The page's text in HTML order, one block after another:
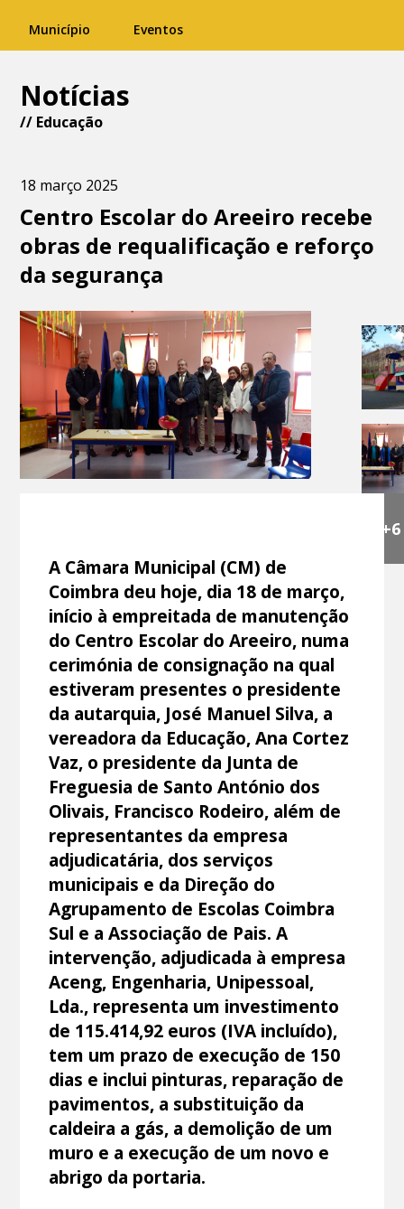
Município Eventos
Notícias
// Educação
18 março 2025
Centro Escolar do Areeiro recebe
obras de requalificação e reforço
da segurança
+6
A Câmara Municipal (CM) de
Coimbra deu hoje, dia 18 de março,
início à empreitada de manutenção
do Centro Escolar do Areeiro, numa
cerimónia de consignação na qual
estiveram presentes o presidente
da autarquia, José Manuel Silva, a
vereadora da Educação, Ana Cortez
Vaz, o presidente da Junta de
Freguesia de Santo António dos
Olivais, Francisco Rodeiro, além de
representantes da empresa
adjudicatária, dos serviços
municipais e da Direção do
Agrupamento de Escolas Coimbra
Sul e a Associação de Pais. A
intervenção, adjudicada à empresa
Aceng, Engenharia, Unipessoal,
Lda., representa um investimento
de 115.414,92 euros (IVA incluído),
tem um prazo de execução de 150
dias e inclui pinturas, reparação de
pavimentos, a substituição da
caldeira a gás, a demolição de um
muro e a execução de um novo e
abrigo da portaria.